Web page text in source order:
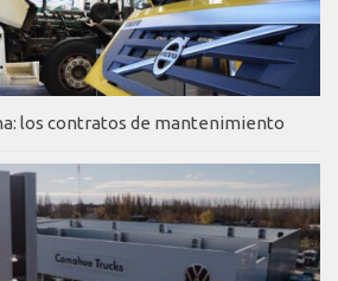
los contratos de mantenimiento